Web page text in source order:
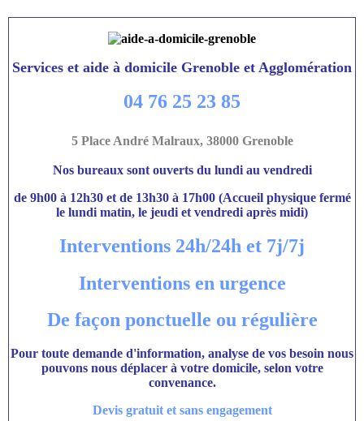
Services et aide à domicile Grenoble et Agglomération
04 76 25 23 85
5 Place André Malraux, 38000 Grenoble
Nos bureaux sont ouverts du lundi au vendredi
de 9h00 à 12h30 et de 13h30 à 17h00 (Accueil physique fermé
le lundi matin, le jeudi et vendredi après midi)
Interventions 24h/24h et 7j/7j
Interventions en urgence
De façon ponctuelle ou régulière
Pour toute demande d'information, analyse de vos besoin nous
pouvons nous déplacer à votre domicile, selon votre
convenance.
Devis gratuit et sans engagement